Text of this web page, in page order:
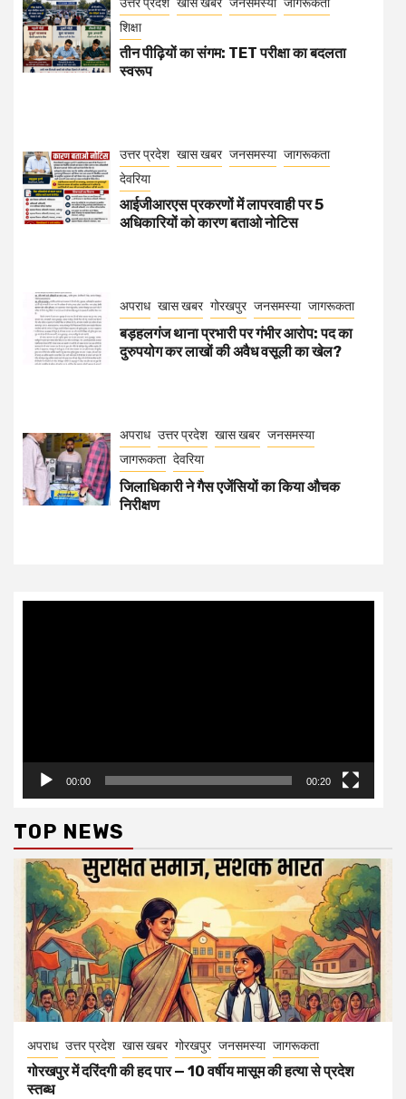
शिक्षा
तीन पीढ़ियों का संगम: TET परीक्षा का बदलता
स्वरूप
उत्तर प्रदेश खास खबर जनसमस्या जागरूकता
देवरिया
आईजीआरएस प्रकरणों में लापरवाही पर 5
अधिकारियों को कारण बताओ नोटिस
अपराध खास खबर गोरखपुर जनसमस्या जागरूकता
बड़हलगंज थाना प्रभारी पर गंभीर आरोप: पद का
दुरुपयोग कर लाखों की अवैध वसूली का खेल?
अपराध उत्तर प्रदेश खास खबर जनसमस्या
जागरूकता देवरिया
जिलाधिकारी ने गैस एजेंसियों का किया औचक
निरीक्षण
00:00 00:20
TOP NEWS
अपराध उत्तर प्रदेश खास खबर गोरखपुर जनसमस्या जागरूकता
गोरखपुर में दरिंदगी की हद पार — 10 वर्षीय मासूम की हत्या से प्रदेश
स्तब्ध